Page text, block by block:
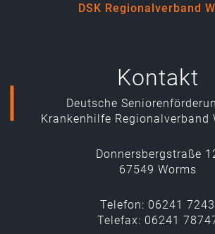
DSK Regionalverband
Kontakt
Deutsche
Krankenhilfe Regionalverband
Donnersbergstraße
67549 Worms
Telefon: 06241 7243
Telefax: 06241